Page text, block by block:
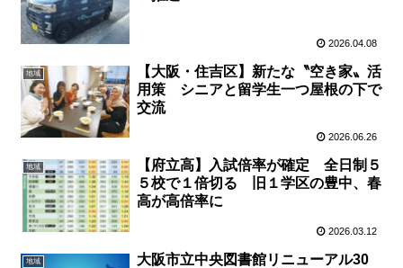
2026.04.08
地域
【大阪・住吉区】新たな〝空き家〟活
用策 シニアと留学生一つ屋根の下で
交流
2026.06.26
地域
【府立高】入試倍率が確定 全日制５
５校で１倍切る 旧１学区の豊中、春
高が高倍率に
2026.03.12
地域
大阪市立中央図書館リニューアル30